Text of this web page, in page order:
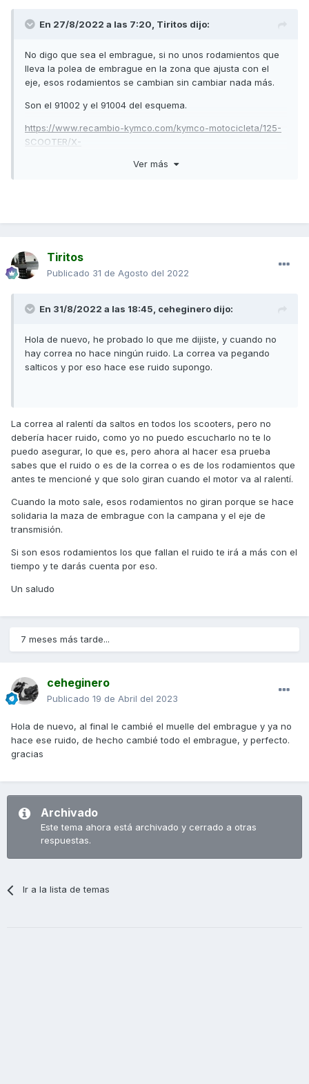
En 27/8/2022 a las 7:20, Tiritos dijo:
No digo que sea el embrague, si no unos rodamientos que
lleva la polea de embrague en la zona que ajusta con el
eje, esos rodamientos se cambian sin cambiar nada más.
Son el 91002 y el 91004 del esquema.
https://www.recambio-kymco.com/kymco-motocicleta/125-
SCOOTER/X-
Ver más
Tiritos
Publicado 31 de Agosto del 2022
En 31/8/2022 a las 18:45, ceheginero dijo:
Hola de nuevo, he probado lo que me dijiste, y cuando no
hay correa no hace ningún ruido. La correa va pegando
salticos y por eso hace ese ruido supongo.
La correa al ralentí da saltos en todos los scooters, pero no
debería hacer ruido, como yo no puedo escucharlo no te lo
puedo asegurar, lo que es, pero ahora al hacer esa prueba
sabes que el ruido o es de la correa o es de los rodamientos que
antes te mencioné y que solo giran cuando el motor va al ralentí.
Cuando la moto sale, esos rodamientos no giran porque se hace
solidaria la maza de embrague con la campana y el eje de
transmisión.
Si son esos rodamientos los que fallan el ruido te irá a más con el
tiempo y te darás cuenta por eso.
Un saludo
7 meses más tarde...
ceheginero
Publicado 19 de Abril del 2023
Hola de nuevo, al final le cambié el muelle del embrague y ya no
hace ese ruido, de hecho cambié todo el embrague, y perfecto.
gracias
Archivado
Este tema ahora está archivado y cerrado a otras
respuestas.
Ir a la lista de temas